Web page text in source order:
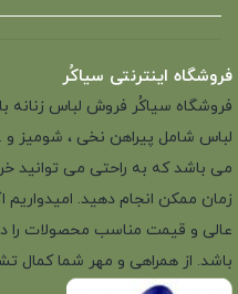
فروشگاه اینترنتی سیاکُر
لباس شامل پیراهن نخی ، شومیز
می باشد که به راحتی می توانید
زمان ممکن انجام دهید. امیدواریم
عالی و قیمت مناسب محصولات را
باشد. از همراهی و مهر شما کمال